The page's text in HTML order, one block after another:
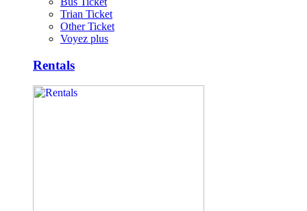
Trian Ticket
Other Ticket
Voyez plus
Rentals